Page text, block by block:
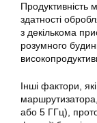
Продуктивність
здатності
з декількома
розумного
Інші фактори,
або 5 ГГц),